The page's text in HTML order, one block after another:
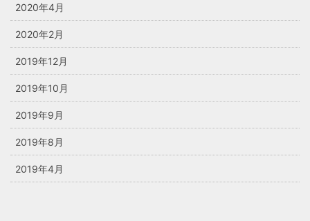
2020年4月
2020年2月
2019年12月
2019年10月
2019年9月
2019年8月
2019年4月